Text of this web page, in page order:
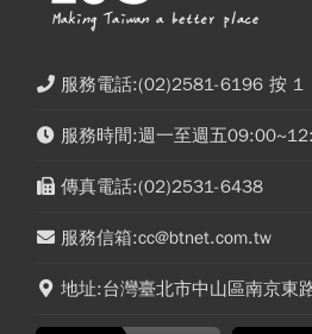
服務電話:(02)2581-6196 按 1
服務時間:週一至週五
傳真電話:(02)2531-6438
服務信箱:cc@btnet.com.tw
地址:台灣臺北市中山區南京東